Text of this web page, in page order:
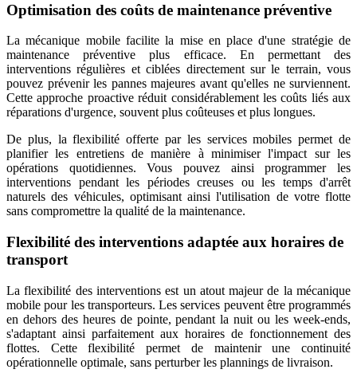
Optimisation des coûts de maintenance préventive
La mécanique mobile facilite la mise en place d'une stratégie de
maintenance préventive plus efficace. En permettant des
interventions régulières et ciblées directement sur le terrain, vous
pouvez prévenir les pannes majeures avant qu'elles ne surviennent.
Cette approche proactive réduit considérablement les coûts liés aux
réparations d'urgence, souvent plus coûteuses et plus longues.
De plus, la flexibilité offerte par les services mobiles permet de
planifier les entretiens de manière à minimiser l'impact sur les
opérations quotidiennes. Vous pouvez ainsi programmer les
interventions pendant les périodes creuses ou les temps d'arrêt
naturels des véhicules, optimisant ainsi l'utilisation de votre flotte
sans compromettre la qualité de la maintenance.
Flexibilité des interventions adaptée aux horaires de
transport
La flexibilité des interventions est un atout majeur de la mécanique
mobile pour les transporteurs. Les services peuvent être programmés
en dehors des heures de pointe, pendant la nuit ou les week-ends,
s'adaptant ainsi parfaitement aux horaires de fonctionnement des
flottes. Cette flexibilité permet de maintenir une continuité
opérationnelle optimale, sans perturber les plannings de livraison.